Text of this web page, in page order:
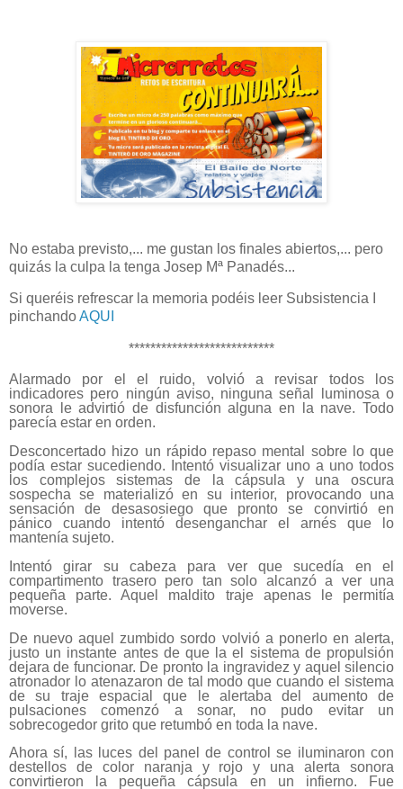
No estaba previsto,... me gustan los finales abiertos,... pero
quizás la culpa la tenga Josep Mª Panadés...
Si queréis refrescar la memoria podéis leer Subsistencia I
pinchandoAQUI
***************************
Alarmado por el el ruido, volvió a revisar todos los
indicadores pero ningún aviso, ninguna señal luminosa o
sonora le advirtió de disfunción alguna en la nave. Todo
parecía estar en orden.
Desconcertado hizo un rápido repaso mental sobre lo que
podía estar sucediendo. Intentó visualizar uno a uno todos
los complejos sistemas de la cápsula y una oscura
sospecha se materializó en su interior, provocando una
sensación de desasosiego que pronto se convirtió en
pánico cuando intentó desenganchar el arnés que lo
mantenía sujeto.
Intentó girar su cabeza para ver que sucedía en el
compartimento trasero pero tan solo alcanzó a ver una
pequeña parte. Aquel maldito traje apenas le permitía
moverse.
De nuevo aquel zumbido sordo volvió a ponerlo en alerta,
justo un instante antes de que la el sistema de propulsión
dejara de funcionar. De pronto la ingravidez y aquel silencio
atronador lo atenazaron de tal modo que cuando el sistema
de su traje espacial que le alertaba del aumento de
pulsaciones comenzó a sonar, no pudo evitar un
sobrecogedor grito que retumbó en toda la nave.
Ahora sí, las luces del panel de control se iluminaron con
destellos de color naranja y rojo y una alerta sonora
convirtieron la pequeña cápsula en un infierno. Fue